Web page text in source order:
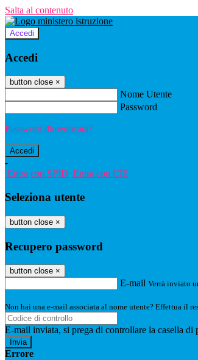
Salta al contenuto
Accedi
Accedi
button close ×
Nome Utente
Password
Password dimenticata?
-
Entra con SPID Entra con CIE
Seleziona utente
button close ×
Recupero password
button close ×
E-mail Verrà inviato
Non hai una e-mail associata al nome utente? Effettua il
E-mail inviata, si prega di controllare la casella di
Errore